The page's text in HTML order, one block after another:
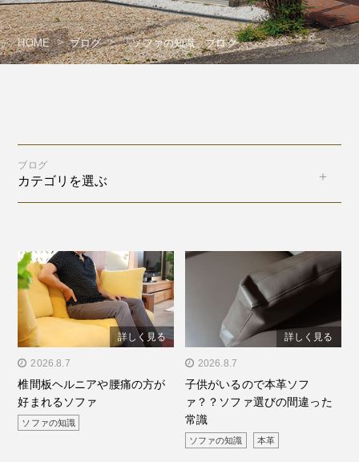
HOME ブログ 「ソファの知識」ブログ
ブログ
カテゴリを選ぶ
" alt="椎間板ヘルニアや腰
痛の方が好まれるソフ
ァ"/>
詳しく見る
2026.8.7
椎間板ヘルニアや腰痛の方が
好まれるソファ
ソファの知識
" alt="子供がいるので本革
ソファ？？ソファ選びの間
違った常識"/>
詳しく見る
2026.8.7
子供がいるので本革ソフ
ァ？？ソファ選びの間違った
常識
ソファの知識 本革